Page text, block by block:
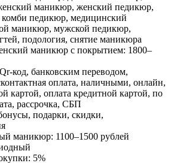
маникюр, женский педикюр,
педикюр, медицинский
маникюр, мужской педикюр,
подология, снятие маникюра
маникюр с покрытием: 1800–
код, банковским переводом,
оплата, наличными, онлайн,
картой, оплата кредитной картой, по
рассрочка, СБП
подарки, скидки,
маникюр: 1100–1500 рублей
5%